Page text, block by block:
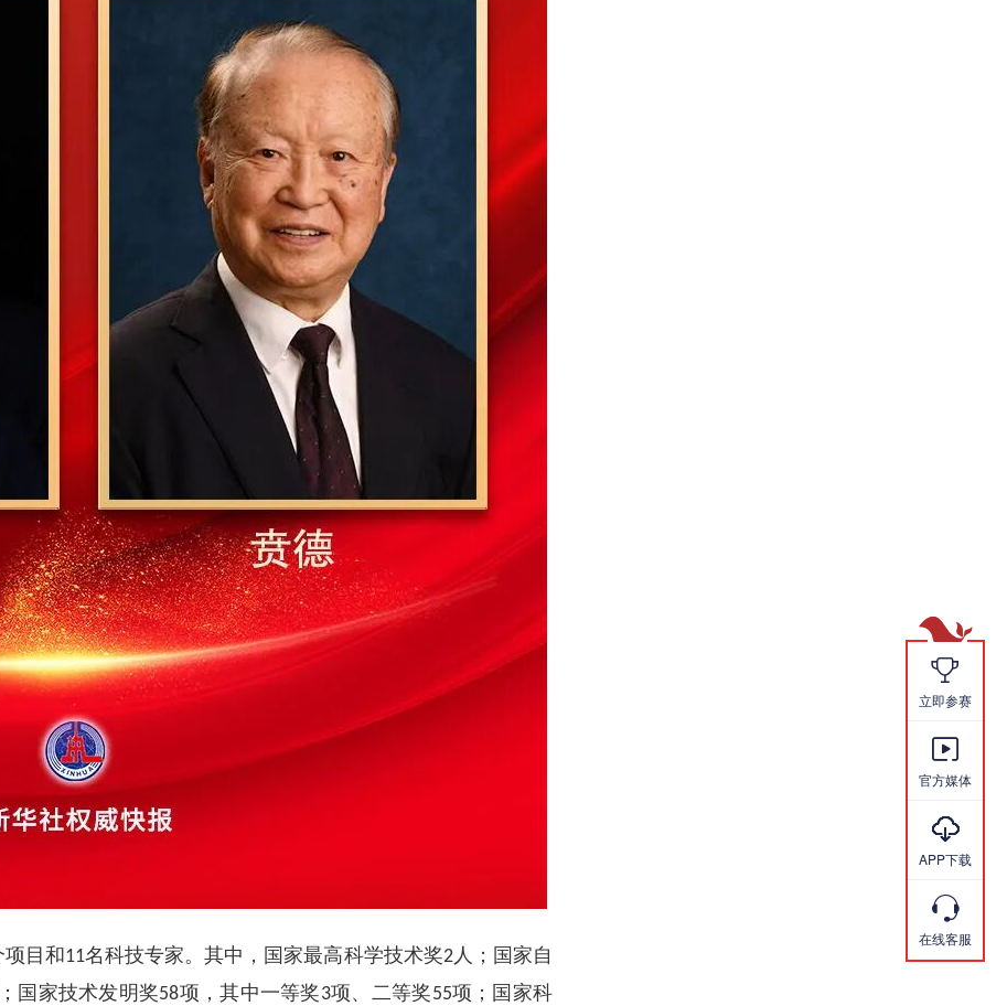

立即参赛

官方媒体

APP下载

在线客服
项目和11名科技专家。其中，国家最高科学技术奖2人；国家自
国家技术发明奖58项，其中一等奖3项、二等奖55项；国家科